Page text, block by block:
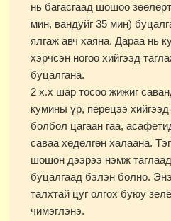
нь багасгаад шошоо
мин, вандуйг 35 мин)
ялгаж авч хаяна. Дараа нь
хэрчсэн ногоо хийгээд
буцалгана.
2 х.х шар тосоо жижиг
кумины үр, перецээ
болбол цагаан гаа,
саваа хөдөлгөн халаана.
шошон дээрээ нэмж
буцалгаад бэлэн болно.
талхтай цуг олгох буюу
чимэглэнэ.